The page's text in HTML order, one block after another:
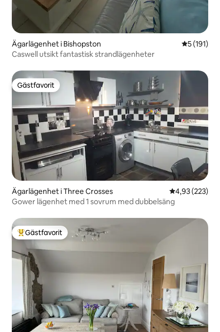
Ägarlägenhet i Bishopston 5 av 5 i
5 (191)
Caswell utsikt fantastisk strandlägenheter
Gästfavorit
Gästfavorit
Ägarlägenhet i Three Crosses 4,93 av 5 i
4,93 (223)
Gower lägenhet med 1 sovrum med dubbelsäng
Populär gästfavorit
Gästfavorit